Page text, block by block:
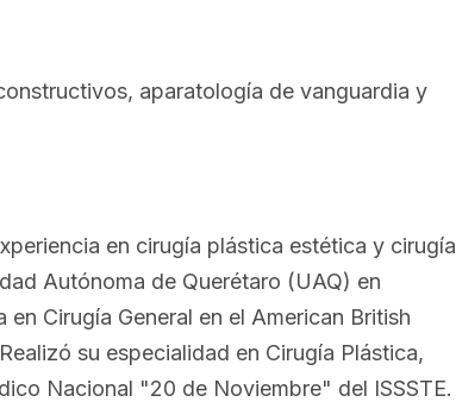
aparatología de vanguardia y
en cirugía plástica estética y cirugía
Autónoma de Querétaro (UAQ) en
Cirugía General en el American British
su especialidad en Cirugía Plástica,
Nacional "20 de Noviembre" del ISSSTE.